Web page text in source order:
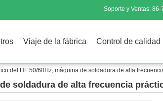
Soporte y Ventas: 86-
Viaje de la fábrica Control de calidad
del HF 50/60Hz, máquina de soldadura de alta
soldadura de alta frecuencia